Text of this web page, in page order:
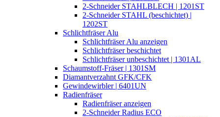
2-Schneider STAHLBLECH | 1201ST
2-Schneider STAHL (beschichtet) |
1202ST
Schlichtfräser Alu
Schlichtfräser Alu anzeigen
Schlichtfräser beschichtet
Schlichtfräser unbeschichtet | 1301AL
Schaumstoff-Fräser | 1301SM
Diamantverzahnt GFK/CFK
Gewindewirbler | 6401UN
Radienfräser
Radienfräser anzeigen
2-Schneider Radius ECO